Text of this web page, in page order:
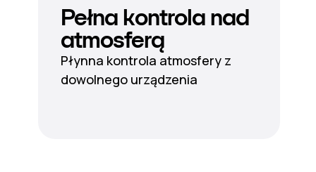
Pełna kontrola nad
atmosferą
Płynna kontrola atmosfery z
dowolnego urządzenia